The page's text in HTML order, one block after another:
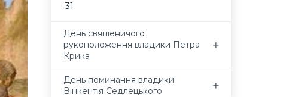
31
День священичого
рукоположення владики Петра
Крика
День поминання владики
Вінкентія Седлецького